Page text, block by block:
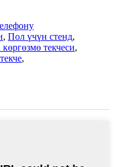
, Пол үчүн стенд,
текчеси,
,